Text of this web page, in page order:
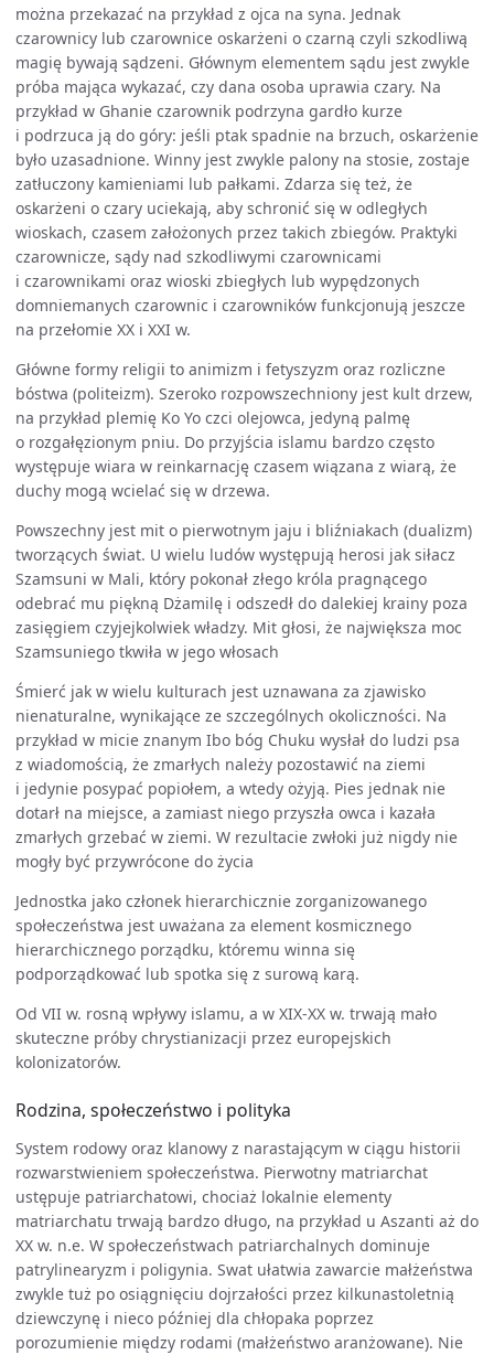
można przekazać na przykład z ojca na syna. Jednak
czarownicy lub czarownice oskarżeni o czarną czyli szkodliwą
magię bywają sądzeni. Głównym elementem sądu jest zwykle
próba mająca wykazać, czy dana osoba uprawia czary. Na
przykład w Ghanie czarownik podrzyna gardło kurze
i podrzuca ją do góry: jeśli ptak spadnie na brzuch, oskarżenie
było uzasadnione. Winny jest zwykle palony na stosie, zostaje
zatłuczony kamieniami lub pałkami. Zdarza się też, że
oskarżeni o czary uciekają, aby schronić się w odległych
wioskach, czasem założonych przez takich zbiegów. Praktyki
czarownicze, sądy nad szkodliwymi czarownicami
i czarownikami oraz wioski zbiegłych lub wypędzonych
domniemanych czarownic i czarowników funkcjonują jeszcze
na przełomie XX i XXI w.
Główne formy religii to animizm i fetyszyzm oraz rozliczne
bóstwa (politeizm). Szeroko rozpowszechniony jest kult drzew,
na przykład plemię Ko Yo czci olejowca, jedyną palmę
o rozgałęzionym pniu. Do przyjścia islamu bardzo często
występuje wiara w reinkarnację czasem wiązana z wiarą, że
duchy mogą wcielać się w drzewa.
Powszechny jest mit o pierwotnym jaju i bliźniakach (dualizm)
tworzących świat. U wielu ludów występują herosi jak siłacz
Szamsuni w Mali, który pokonał złego króla pragnącego
odebrać mu piękną Dżamilę i odszedł do dalekiej krainy poza
zasięgiem czyjejkolwiek władzy. Mit głosi, że największa moc
Szamsuniego tkwiła w jego włosach
Śmierć jak w wielu kulturach jest uznawana za zjawisko
nienaturalne, wynikające ze szczególnych okoliczności. Na
przykład w micie znanym Ibo bóg Chuku wysłał do ludzi psa
z wiadomością, że zmarłych należy pozostawić na ziemi
i jedynie posypać popiołem, a wtedy ożyją. Pies jednak nie
dotarł na miejsce, a zamiast niego przyszła owca i kazała
zmarłych grzebać w ziemi. W rezultacie zwłoki już nigdy nie
mogły być przywrócone do życia
Jednostka jako członek hierarchicznie zorganizowanego
społeczeństwa jest uważana za element kosmicznego
hierarchicznego porządku, któremu winna się
podporządkować lub spotka się z surową karą.
Od VII w. rosną wpływy islamu, a w XIX-XX w. trwają mało
skuteczne próby chrystianizacji przez europejskich
kolonizatorów.
Rodzina, społeczeństwo i polityka
System rodowy oraz klanowy z narastającym w ciągu historii
rozwarstwieniem społeczeństwa. Pierwotny matriarchat
ustępuje patriarchatowi, chociaż lokalnie elementy
matriarchatu trwają bardzo długo, na przykład u Aszanti aż do
XX w. n.e. W społeczeństwach patriarchalnych dominuje
patrylinearyzm i poligynia. Swat ułatwia zawarcie małżeństwa
zwykle tuż po osiągnięciu dojrzałości przez kilkunastoletnią
dziewczynę i nieco później dla chłopaka poprzez
porozumienie między rodami (małżeństwo aranżowane). Nie